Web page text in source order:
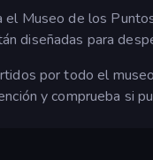
el Museo de los
diseñadas para
por todo el
y comprueba si